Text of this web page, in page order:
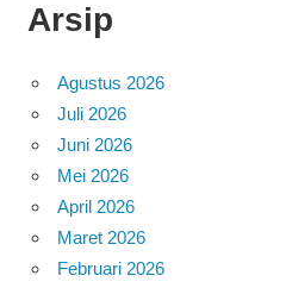
Arsip
Agustus 2026
Juli 2026
Juni 2026
Mei 2026
April 2026
Maret 2026
Februari 2026